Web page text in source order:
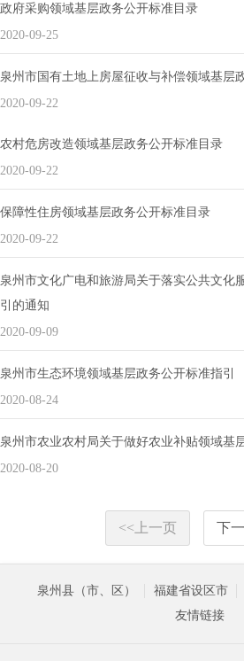
2020-09-25
政府采购领域基层政务公开标准目录
2020-09-22
泉州市国有土地上房屋征收与补偿领域基层
2020-09-22
农村危房改造领域基层政务公开标准目录
2020-09-22
保障性住房领域基层政务公开标准目录
2020-09-09
泉州市文化广电和旅游局关于落实公共文化
引的通知
2020-08-24
泉州市生态环境领域基层政务公开标准指引
2020-08-20
泉州市农业农村局关于做好农业补贴领域基
<<上一页 下
泉州县（市、区） 福建省设区市
友情链接